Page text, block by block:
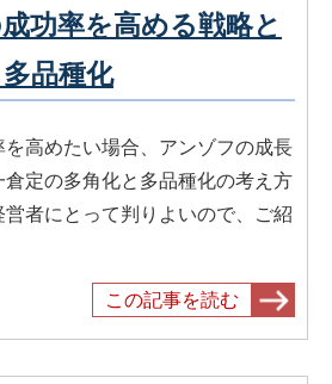
功率を高める戦略と
品種化
高めたい場合、アンゾフの成長
定の多角化と多品種化の考え方
者にとって判りよいので、ご紹
この記事を読む